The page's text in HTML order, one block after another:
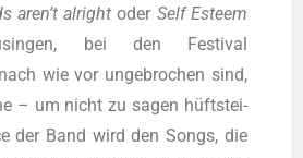
aren’t alright oder Self Esteem
bei den Fes­ti­val
wie vor unge­bro­chen sind,
– um nicht zu sagen hüft­stei­
der Band wird den Songs, die